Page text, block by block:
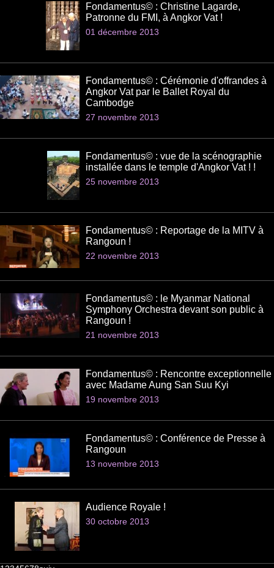
Fondamentus© : Christine Lagarde,
Patronne du FMI, à Angkor Vat !
01 décembre 2013
Fondamentus© : Cérémonie d'offrandes à
Angkor Vat par le Ballet Royal du
Cambodge
27 novembre 2013
Fondamentus© : vue de la scénographie
installée dans le temple d'Angkor Vat ! !
25 novembre 2013
Fondamentus© : Reportage de la MITV à
Rangoun !
22 novembre 2013
Fondamentus© : le Myanmar National
Symphony Orchestra devant son public à
Rangoun !
21 novembre 2013
Fondamentus© : Rencontre exceptionnelle
avec Madame Aung San Suu Kyi
19 novembre 2013
Fondamentus© : Conférence de Presse à
Rangoun
13 novembre 2013
Audience Royale !
30 octobre 2013